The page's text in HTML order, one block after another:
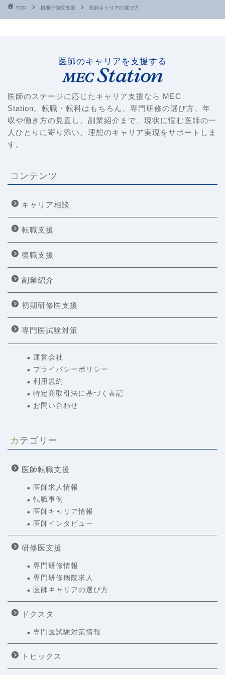
TOP 初期研修医支援 医師キャリアの選び方
医師のキャリアを支援する
医師のステージに応じたキャリア支援なら MEC
Station。転職・転科はもちろん、専門研修の選び方、年
収や働き方の見直し、副業紹介まで、現状に悩む医師の一
人ひとりに寄り添い、理想のキャリア実現をサポートしま
す。
コンテンツ
キャリア相談
転職支援
復職支援
副業紹介
初期研修医支援
専門医試験対策
運営会社
プライバシーポリシー
利用規約
特定商取引法に基づく表記
お問い合わせ
カテゴリー
医師転職支援
医師求人情報
転職事例
医師キャリア情報
医師インタビュー
研修医支援
専門研修情報
専門研修病院求人
医師キャリアの選び方
ドクスタ
専門医試験対策情報
トピックス